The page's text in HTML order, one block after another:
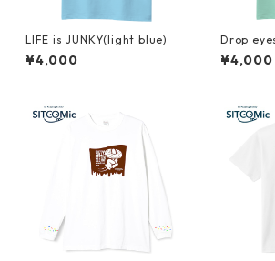
LIFE is JUNKY(light blue)
¥4,000
Drop
green)
¥4,000